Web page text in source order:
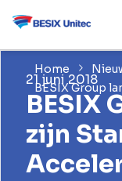
Home
BESIX Group
21 juni 2018
BESIX
zijn